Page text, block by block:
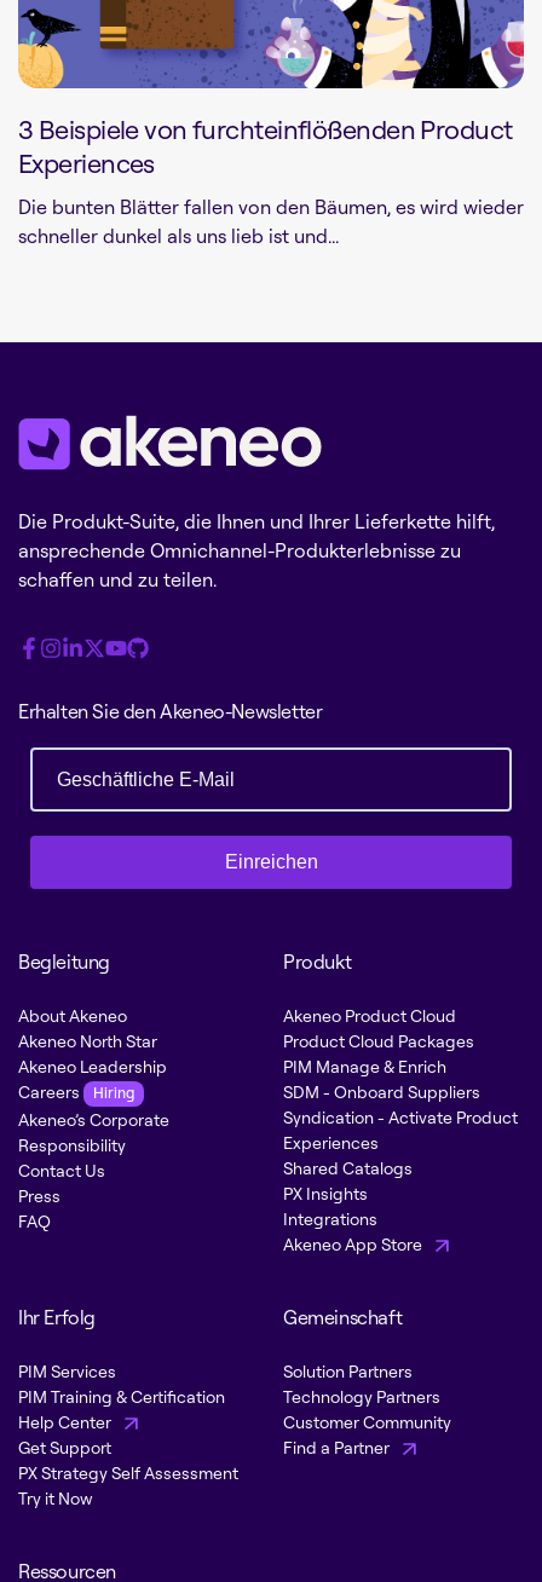
3 Beispiele von furchteinflößenden Product
Experiences
Die bunten Blätter fallen von den Bäumen, es wird wieder
schneller dunkel als uns lieb ist und...
Die Produkt-Suite, die Ihnen und Ihrer Lieferkette hilft,
ansprechende Omnichannel-Produkterlebnisse zu
schaffen und zu teilen.
Erhalten Sie den Akeneo-Newsletter
Einreichen
Begleitung
About Akeneo
Akeneo North Star
Akeneo Leadership
Careers
Hiring
Akeneo’s Corporate
Responsibility
Contact Us
Press
FAQ
Produkt
Akeneo Product Cloud
Product Cloud Packages
PIM Manage & Enrich
SDM - Onboard Suppliers
Syndication - Activate Product
Experiences
Shared Catalogs
PX Insights
Integrations
Akeneo App Store
Ihr Erfolg
PIM Services
PIM Training & Certification
Help Center
Get Support
PX Strategy Self Assessment
Try it Now
Gemeinschaft
Solution Partners
Technology Partners
Customer Community
Find a Partner
Ressourcen